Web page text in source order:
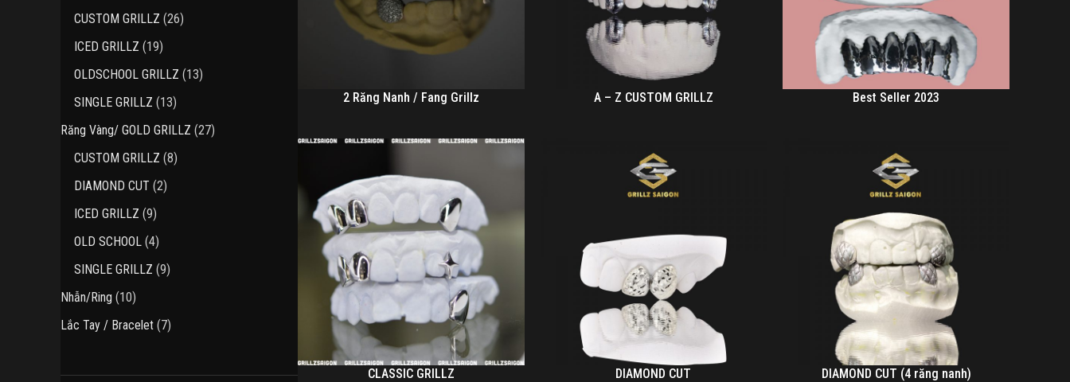
CUSTOM GRILLZ 2626
ICED GRILLZ 1919
sản
phẩm
OLDSCHOOL GRILLZ 1313
SINGLE GRILLZ 1313
sản
phẩm
Răng Vàng/ GOLD GRILLZ 2727
CUSTOM GRILLZ 88
DIAMOND CUT 22
ICED GRILLZ 99
sản
phẩm
OLD SCHOOL 44
sản
phẩm
SINGLE GRILLZ 99
Nhẫn/Ring 1010
sản
phẩm
Lắc Tay / Bracelet 77
2 Răng Nanh / Fang Grillz A – Z CUSTOM GRILLZ Best Seller 2023
CLASSIC GRILLZ DIAMOND CUT DIAMOND CUT (4 răng nanh)